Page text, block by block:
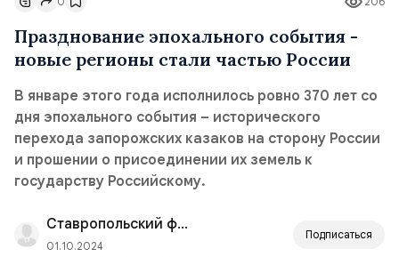
Празднование эпохального события -
новые регионы стали частью России
В январе этого года исполнилось ровно 370 лет со
дня эпохального события – исторического
перехода запорожских казаков на сторону России
и прошении о присоединении их земель к
государству Российскому.
Ставропольский филиал РАНХиГС
01.10.2024
Подписаться